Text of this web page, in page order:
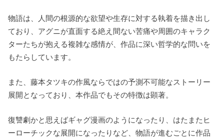
物語は、人間の根源的な欲望や生存に対する執着を描き出し
ており、アグニが直面する絶え間ない苦痛や周囲のキャラク
ターたちが抱える複雑な感情が、作品に深い哲学的な問いを
もたらしています。
また、藤本タツキの作風ならではの予測不可能なストーリー
展開となっており、本作品でもその特徴は顕著。
復讐劇かと思えばギャグ漫画のようになったり、はたまたヒ
ーローチックな展開になったりなど、物語が進むごとに作品